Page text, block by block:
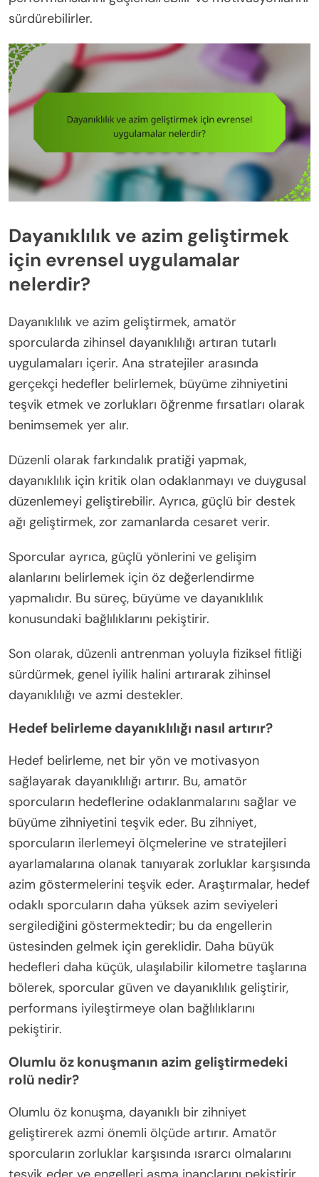
sürdürebilirler.
Dayanıklılık ve azim geliştirmek
için evrensel uygulamalar
nelerdir?
Dayanıklılık ve azim geliştirmek, amatör
sporcularda zihinsel dayanıklılığı artıran tutarlı
uygulamaları içerir. Ana stratejiler arasında
gerçekçi hedefler belirlemek, büyüme zihniyetini
teşvik etmek ve zorlukları öğrenme fırsatları olarak
benimsemek yer alır.
Düzenli olarak farkındalık pratiği yapmak,
dayanıklılık için kritik olan odaklanmayı ve duygusal
düzenlemeyi geliştirebilir. Ayrıca, güçlü bir destek
ağı geliştirmek, zor zamanlarda cesaret verir.
Sporcular ayrıca, güçlü yönlerini ve gelişim
alanlarını belirlemek için öz değerlendirme
yapmalıdır. Bu süreç, büyüme ve dayanıklılık
konusundaki bağlılıklarını pekiştirir.
Son olarak, düzenli antrenman yoluyla fiziksel fitliği
sürdürmek, genel iyilik halini artırarak zihinsel
dayanıklılığı ve azmi destekler.
Hedef belirleme dayanıklılığı nasıl artırır?
Hedef belirleme, net bir yön ve motivasyon
sağlayarak dayanıklılığı artırır. Bu, amatör
sporcuların hedeflerine odaklanmalarını sağlar ve
büyüme zihniyetini teşvik eder. Bu zihniyet,
sporcuların ilerlemeyi ölçmelerine ve stratejileri
ayarlamalarına olanak tanıyarak zorluklar karşısında
azim göstermelerini teşvik eder. Araştırmalar, hedef
odaklı sporcuların daha yüksek azim seviyeleri
sergilediğini göstermektedir; bu da engellerin
üstesinden gelmek için gereklidir. Daha büyük
hedefleri daha küçük, ulaşılabilir kilometre taşlarına
bölerek, sporcular güven ve dayanıklılık geliştirir,
performans iyileştirmeye olan bağlılıklarını
pekiştirir.
Olumlu öz konuşmanın azim geliştirmedeki
rolü nedir?
Olumlu öz konuşma, dayanıklı bir zihniyet
geliştirerek azmi önemli ölçüde artırır. Amatör
sporcuların zorluklar karşısında ısrarcı olmalarını